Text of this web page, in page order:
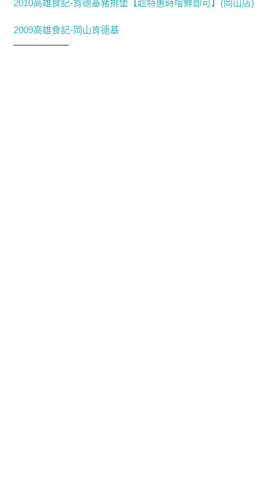
2010高雄食記-肯德基豬排堡【趁特惠時嚐鮮即可】(岡山店)
2009高雄食記-岡山肯德基
——————